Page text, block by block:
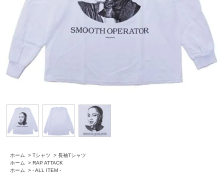
ホーム > Tシャツ > 長袖Tシャツ
ホーム
> RAP ATTACK
ホーム
> - ALL ITEM -